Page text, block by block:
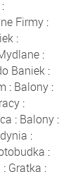
:
Firmy :
:
:
Baniek :
: Balony :
:
: Balony:
:
:
: Gratka :